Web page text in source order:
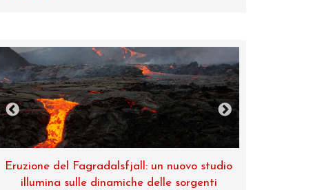
un nuovo studio
delle sorgenti
Museo di Zoologia, una perla
di Catania